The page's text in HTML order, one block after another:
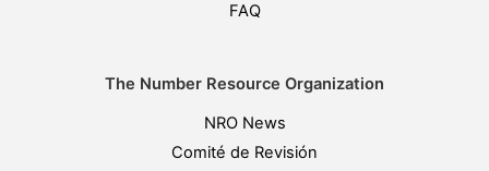
FAQ
The Number Resource Organization
NRO News
Comité de Revisión